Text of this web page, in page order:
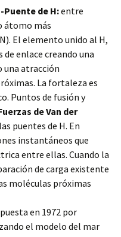
-Puente de H:entre
átomo más
El elemento unido al H,
enlace creando una
una atracción
La fortaleza es
Puntos de fusión y
de Van der
puentes de H. En
instantáneos que
entre ellas. Cuando la
de carga existente
moléculas próximas
en 1972 por
el modelo del mar